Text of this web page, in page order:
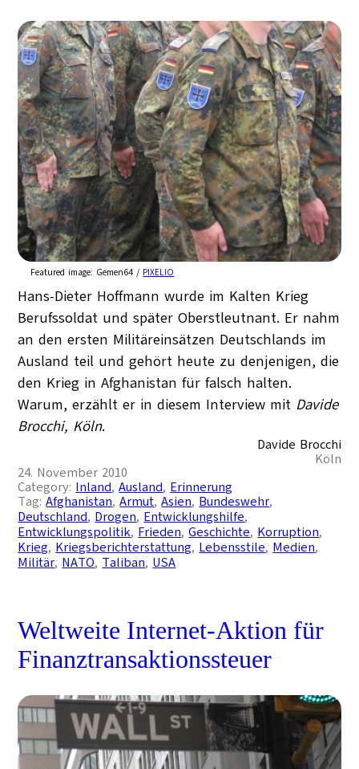
Featured image: Gemen64 / PIXELIO
Hans-Dieter Hoffmann wurde im Kalten Krieg
Berufssoldat und später Oberstleutnant. Er nahm
an den ersten Militäreinsätzen Deutschlands im
Ausland teil und gehört heute zu denjenigen, die
den Krieg in Afghanistan für falsch halten.
Warum, erzählt er in diesem Interview mit Davide
Brocchi, Köln.
Davide Brocchi
Köln
24. November 2010
Category: Inland, Ausland, Erinnerung
Tag:Afghanistan, Armut, Asien, Bundeswehr
Deutschland, Drogen, Entwicklungshilfe
Entwicklungspolitik, Frieden, Geschichte, Korruption
Krieg, Kriegsberichterstattung, Lebensstile, Medien
Militär, NATO, Taliban, USA
Weltweite Internet-Aktion für
Finanztransaktionssteuer